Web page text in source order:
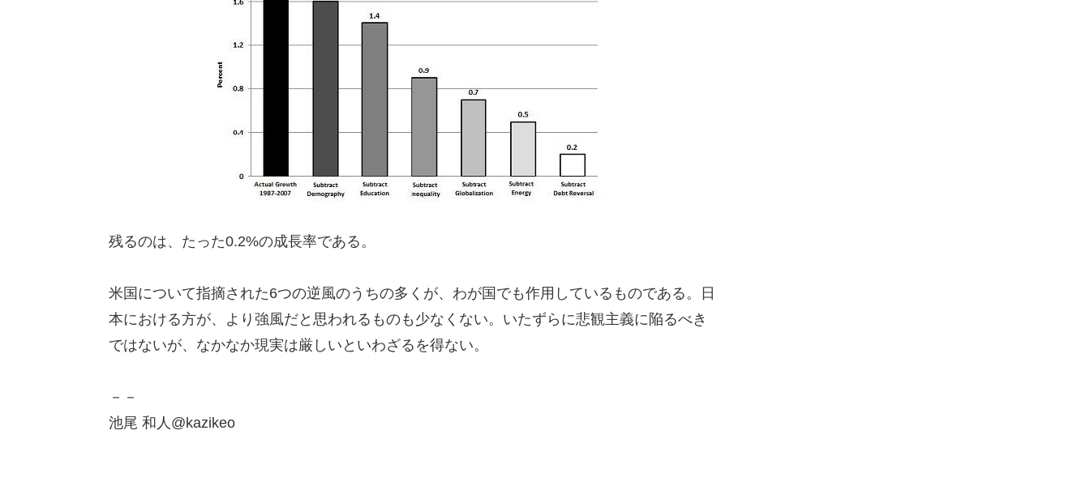
残るのは、たった0.2%の成長率である。
米国について指摘された6つの逆風のうちの多くが、わが国でも作用しているものである。日
本における方が、より強風だと思われるものも少なくない。いたずらに悲観主義に陥るべき
ではないが、なかなか現実は厳しいといわざるを得ない。
－－
池尾 和人@kazikeo